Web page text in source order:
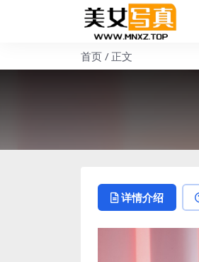
首页 正文
详情介绍